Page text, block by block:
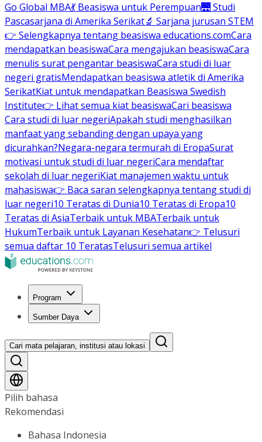
Go Global MBA💃 Beasiswa untuk Perempuan🌉 Studi
Pascasarjana di Amerika Serikat🔬 Sarjana jurusan STEM
👉 Selengkapnya tentang beasiswa educations.comCara
mendapatkan beasiswaCara mengajukan beasiswaCara
menulis surat pengantar beasiswaCara studi di luar
negeri gratisMendapatkan beasiswa atletik di Amerika
SerikatKiat untuk mendapatkan Beasiswa Swedish
Institute👉 Lihat semua kiat beasiswaCari beasiswa
Cara studi di luar negeriApakah studi menghasilkan
manfaat yang sebanding dengan upaya yang
dicurahkan?Negara-negara termurah di EropaSurat
motivasi untuk studi di luar negeriCara mendaftar
sekolah di luar negeriKiat manajemen waktu untuk
mahasiswa👉 Baca saran selengkapnya tentang studi di
luar negeri10 Teratas di Dunia10 Teratas di Eropa10
Teratas di AsiaTerbaik untuk MBATerbaik untuk
HukumTerbaik untuk Layanan Kesehatan👉 Telusuri
semua daftar 10 TeratasTelusuri semua artikel
Program
Sumber Daya
Cari mata pelajaran, institusi atau lokasi
Pilih bahasa
Rekomendasi
Bahasa Indonesia